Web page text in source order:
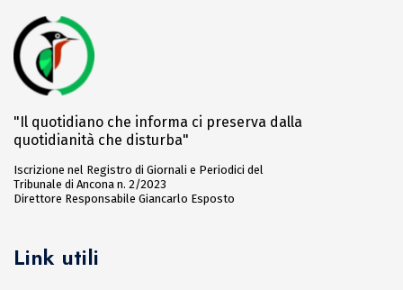
"Il quotidiano che informa ci preserva dalla
quotidianità che disturba"
Iscrizione nel Registro di Giornali e Periodici del
Tribunale di Ancona n. 2/2023
Direttore Responsabile Giancarlo Esposto
Link utili